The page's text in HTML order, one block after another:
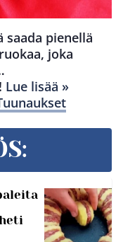
saada pienellä
joka
Lue lisää »